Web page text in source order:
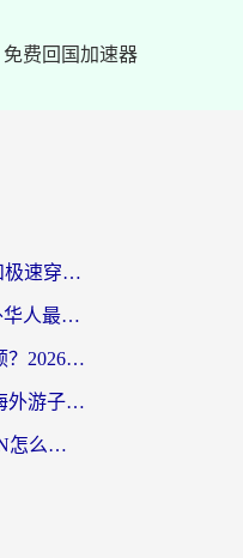
免费回国加速器
海外党必看：ChickCN和极速穿梭VPN好用吗？3招教你选对回国加速器无缝刷国内资源
斧牛和light哪个好？海外华人最关心的回国加速器选择难题，一篇讲透
在国外怎么用虎牙不卡顿？2026海外华人亲测有效的回国加速器选择指南
斧牛和加速喵好用吗？海外游子的真实选择困境
马来西亚留学生回国VPN怎么选？3个避坑点+1款实测好用的加速器推荐